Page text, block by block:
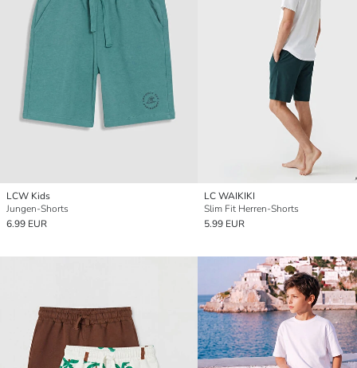
LCW Kids
Jungen-Shorts
6.99 EUR
LC WAIKIKI
Slim Fit Herren-Shorts
5.99 EUR